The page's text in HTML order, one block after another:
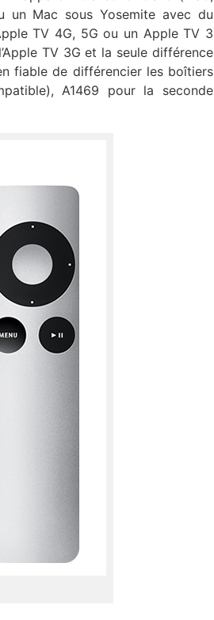
un Mac sous Yosemite avec du
TV 4G, 5G ou un Apple TV 3
TV 3G et la seule différence
fiable de différencier les boîtiers
A1469 pour la seconde